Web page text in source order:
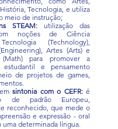
Tecnologia, e utiliza
meio de instrução;
STEAM: utilização das
noções de Ciência
(Technology),
Artes (Arts) e
(Math) para promover a
estudantil e pensamento
de projetos de games,
sintonia com o CEFR:é
de padrão Europeu,
reconhecido, que mede o
e expressão - oral
uma determinada língua.